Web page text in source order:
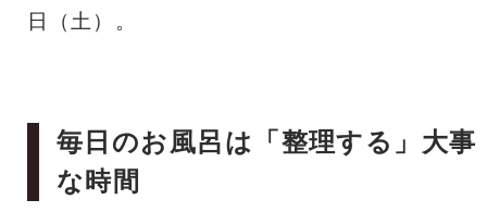
日（土）。
毎日のお風呂は「整理する」大事
な時間